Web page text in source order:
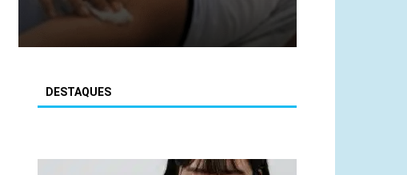
DESTAQUES